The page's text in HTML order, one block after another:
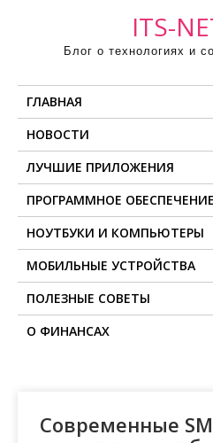
ITS-
Блог о технологиях и
ГЛАВНАЯ
НОВОСТИ
ЛУЧШИЕ ПРИЛОЖЕНИЯ
ПРОГРАММНОЕ ОБЕСПЕЧЕНИЕ
НОУТБУКИ И КОМПЬЮТЕРЫ
МОБИЛЬНЫЕ УСТРОЙСТВА
ПОЛЕЗНЫЕ СОВЕТЫ
О ФИНАНСАХ
Современные